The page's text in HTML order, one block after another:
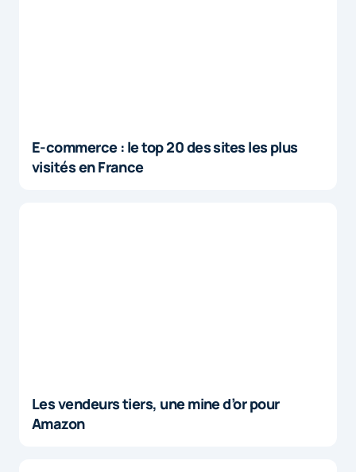
E-commerce : le top 20 des sites les plus
visités en France
Les vendeurs tiers, une mine d’or pour
Amazon